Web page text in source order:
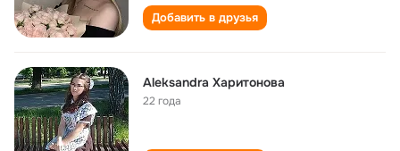
Добавить в друзья
Aleksandra Харитонова
22 года